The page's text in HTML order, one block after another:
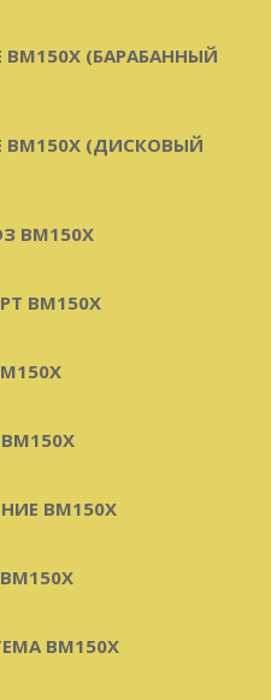
(БАРАБАННЫЙ
BM150X (ДИСКОВЫЙ
BM150X
BM150X
BM150X
BM150X